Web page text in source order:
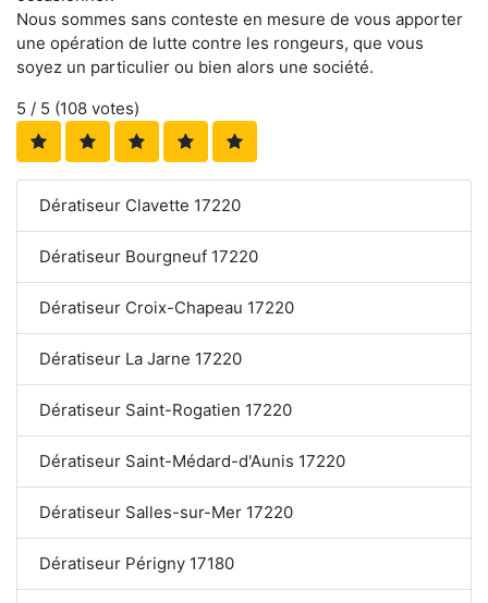
Nous sommes sans conteste en mesure de vous apporter
une opération de lutte contre les rongeurs, que vous
soyez un particulier ou bien alors une société.
5 / 5 (108 votes)
Dératiseur Clavette 17220
Dératiseur Bourgneuf 17220
Dératiseur Croix-Chapeau 17220
Dératiseur La Jarne 17220
Dératiseur Saint-Rogatien 17220
Dératiseur Saint-Médard-d'Aunis 17220
Dératiseur Salles-sur-Mer 17220
Dératiseur Périgny 17180